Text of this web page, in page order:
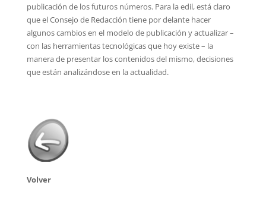
publicación de los futuros números. Para la edil, está claro
que el Consejo de Redacción tiene por delante hacer
algunos cambios en el modelo de publicación y actualizar –
con las herramientas tecnológicas que hoy existe – la
manera de presentar los contenidos del mismo, decisiones
que están analizándose en la actualidad.
Volver